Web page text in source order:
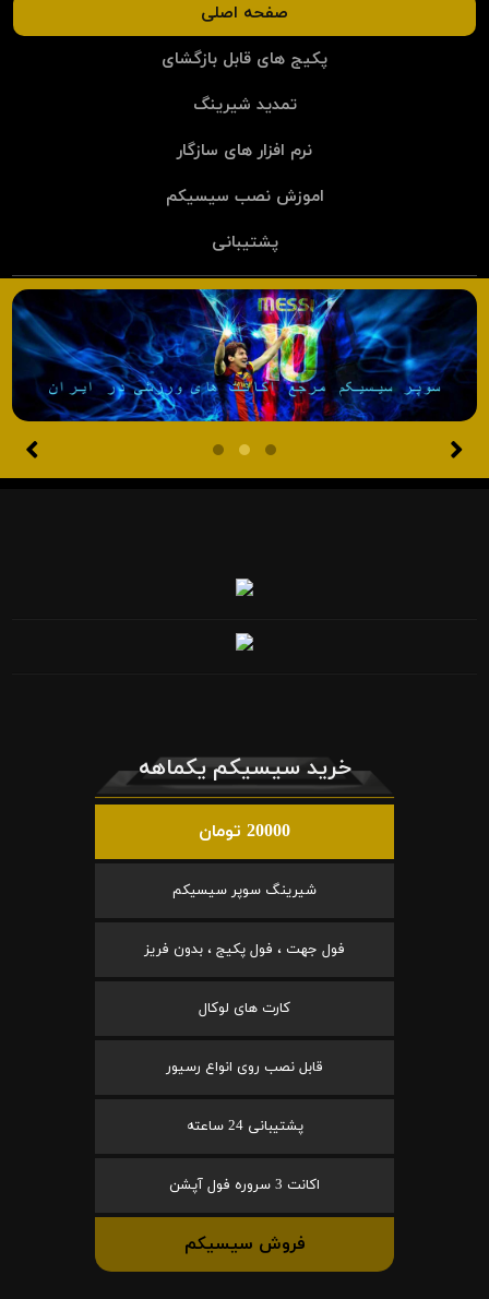
صفحه اصلی
پکیج های قابل بازگشای
تمدید شیرینگ
نرم افزار های سازگار
اموزش نصب سیسیکم
پشتیبانی
خرید سیسیکم یکماهه
20000 تومان
شیرینگ سوپر سیسیکم
فول جهت ، فول پکیج ، بدون فریز
کارت های لوکال
قابل نصب روی انواع رسیور
پشتیبانی 24 ساعته
اکانت 3 سروره فول آپشن
فروش سیسیکم